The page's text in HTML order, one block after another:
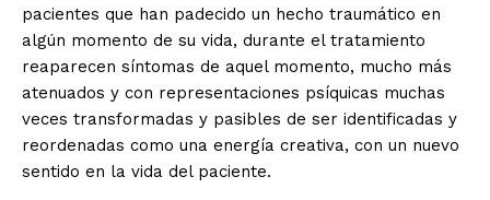
pacientes que han padecido un hecho traumático en
algún momento de su vida, durante el tratamiento
reaparecen síntomas de aquel momento, mucho más
atenuados y con representaciones psíquicas muchas
veces transformadas y pasibles de ser identificadas y
reordenadas como una energía creativa, con un nuevo
sentido en la vida del paciente.